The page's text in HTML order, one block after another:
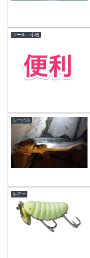
ツール・小物
シーバス
ルアー